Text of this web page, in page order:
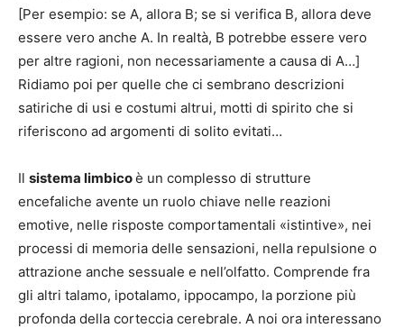
[Per esempio: se A, allora B; se si verifica B, allora deve
essere vero anche A. In realtà, B potrebbe essere vero
per altre ragioni, non necessariamente a causa di A…]
Ridiamo poi per quelle che ci sembrano descrizioni
satiriche di usi e costumi altrui, motti di spirito che si
riferiscono ad argomenti di solito evitati…
Il sistema limbicoè un complesso di strutture
encefaliche avente un ruolo chiave nelle reazioni
emotive, nelle risposte comportamentali «istintive», nei
processi di memoria delle sensazioni, nella repulsione o
attrazione anche sessuale e nell’olfatto. Comprende fra
gli altri talamo, ipotalamo, ippocampo, la porzione più
profonda della corteccia cerebrale. A noi ora interessano